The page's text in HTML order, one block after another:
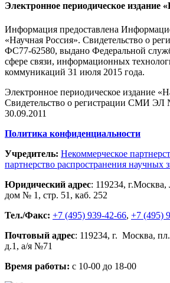
Электронное периодическое издание
Информация предоставлена
«Научная Россия». Свидетельство о
ФС77-62580, выдано Федеральной
сфере связи, информационных
коммуникаций 31 июля 2015 года.
Электронное периодическое издание
Свидетельство о регистрации СМИ
30.09.2011
Политика конфиденциальности
Учредитель: Некоммерческое
партнерство распространения научных
Юридический адрес: 119234, г.Москва,
дом № 1, стр. 51 , каб. 252
Тел./Факс: +7 (495) 939-42-66, +7 (495)
Почтовый адрес: 119234, г. Москва,
д.1 , а/я №71
Время работы: с 10-00 до 18-00